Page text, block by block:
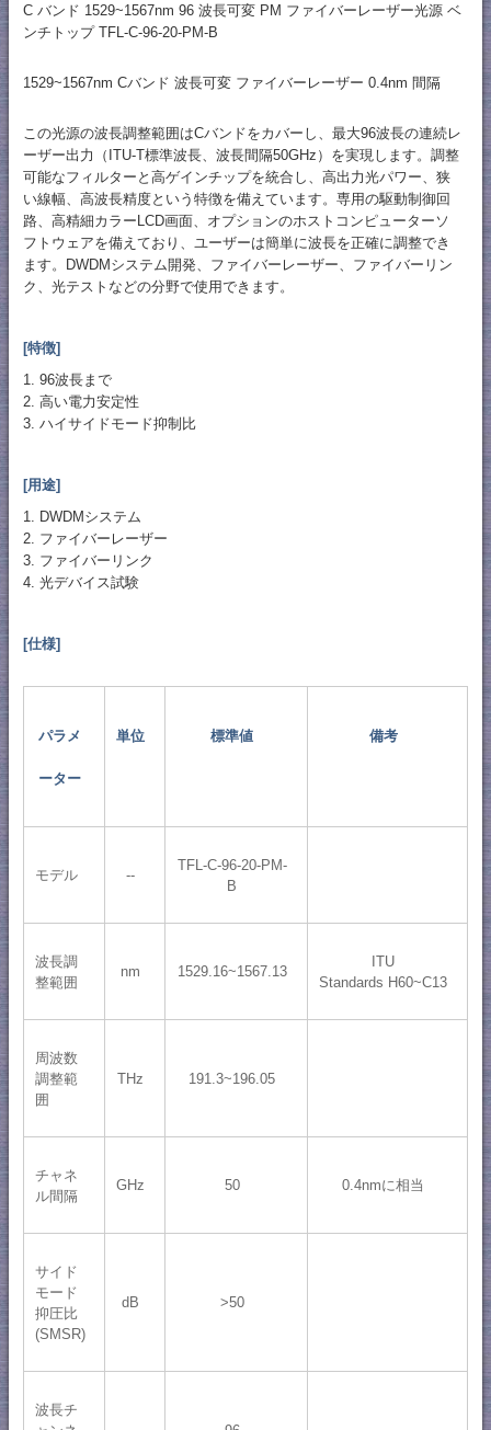
C バンド 1529~1567nm 96 波長可変 PM ファイバーレーザー光源 ベ
ンチトップ TFL-C-96-20-PM-B
1529~1567nm Cバンド 波長可変 ファイバーレーザー 0.4nm 間隔
この光源の波長調整範囲はCバンドをカバーし、最大96波長の連続レ
ーザー出力（ITU-T標準波長、波長間隔50GHz）を実現します。調整
可能なフィルターと高ゲインチップを統合し、高出力光パワー、狭
い線幅、高波長精度という特徴を備えています。専用の駆動制御回
路、高精細カラーLCD画面、オプションのホストコンピューターソ
フトウェアを備えており、ユーザーは簡単に波長を正確に調整でき
ます。DWDMシステム開発、ファイバーレーザー、ファイバーリン
ク、光テストなどの分野で使用できます。
[特徴]
1. 96波長まで
2. 高い電力安定性
3. ハイサイドモード抑制比
[用途]
1. DWDMシステム
2. ファイバーレーザー
3. ファイバーリンク
4. 光デバイス試験
[仕様]
パラメ
ーター
単位 標準値 備考
モデル --
TFL-C-96-20-PM-
B
波長調
整範囲
nm 1529.16~1567.13
ITU
Standards H60~C13
周波数
調整範
囲
THz 191.3~196.05
チャネ
ル間隔
GHz 50 0.4nmに相当
サイド
モード
抑圧比
(SMSR)
dB >50
波長チ